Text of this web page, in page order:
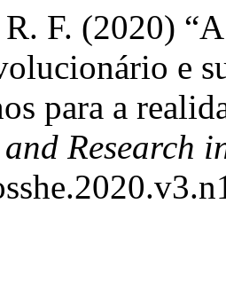
F. (2020)
e
para a
Research